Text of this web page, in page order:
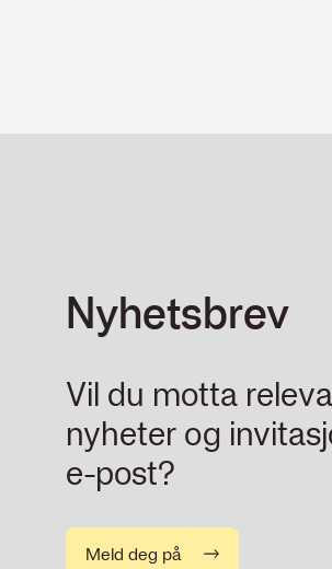
Nyhetsbrev
Vil du motta
nyheter og
e-post?
Meld deg på